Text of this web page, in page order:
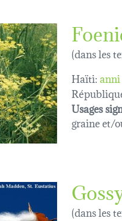
(dans les
Haïti:anni
Usages
graine et/
(dans les